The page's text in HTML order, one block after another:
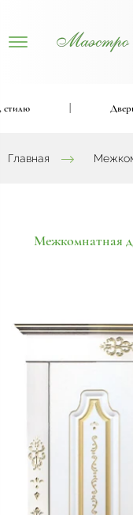
Двери,
Главная
Межкомнатная